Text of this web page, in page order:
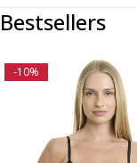
Bestsellers
-10%